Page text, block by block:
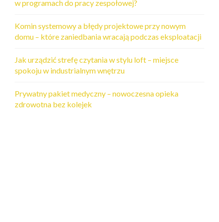
w programach do pracy zespołowej?
Komin systemowy a błędy projektowe przy nowym
domu – które zaniedbania wracają podczas eksploatacji
Jak urządzić strefę czytania w stylu loft – miejsce
spokoju w industrialnym wnętrzu
Prywatny pakiet medyczny – nowoczesna opieka
zdrowotna bez kolejek